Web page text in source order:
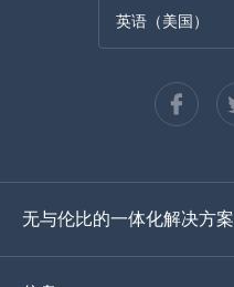
英语（美国）
西班牙语
德语
无与伦比的一体化解决方案